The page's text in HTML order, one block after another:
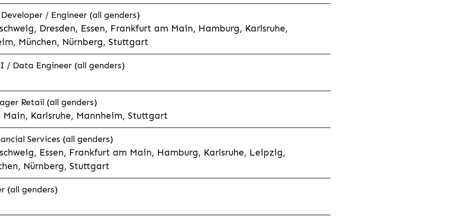
/ Engineer (all genders)
Dresden, Essen, Frankfurt am Main, Hamburg, Karlsruhe,
München, Nürnberg, Stuttgart
/ Data Engineer (all genders)
Retail (all genders)
Karlsruhe, Mannheim, Stuttgart
Services (all genders)
Essen, Frankfurt am Main, Hamburg, Karlsruhe, Leipzig,
Nürnberg, Stuttgart
(all genders)